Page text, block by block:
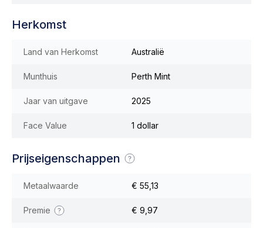
Herkomst
Land van Herkomst Australië
Munthuis Perth Mint
Jaar van uitgave 2025
Face Value 1 dollar
Prijseigenschappen
Metaalwaarde € 55,13
Premie € 9,97